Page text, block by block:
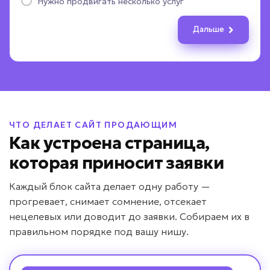
Дальше
Дальше
Как можно больше качественных заявок
Дальше
Дальше
ПОЛУЧИТЬ РАСЧЁТ
ЧТО ДЕЛАЕТ САЙТ ПРОДАЮЩИМ
Как устроена страница,
которая приносит заявки
Каждый блок сайта делает одну работу —
прогревает, снимает сомнение, отсекает
нецелевых или доводит до заявки. Собираем их в
правильном порядке под вашу нишу.